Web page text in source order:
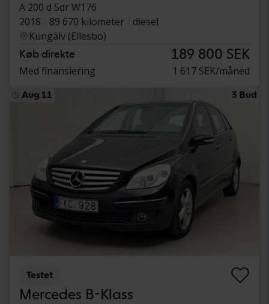
A 200 d 5dr W176
2018
89 670 kilometer
diesel
Kungälv (Ellesbo)
Køb direkte 189 800 SEK
Med finansiering 1 617 SEK/måned
Aug 11 3 Bud
Testet
Mercedes B-Klass